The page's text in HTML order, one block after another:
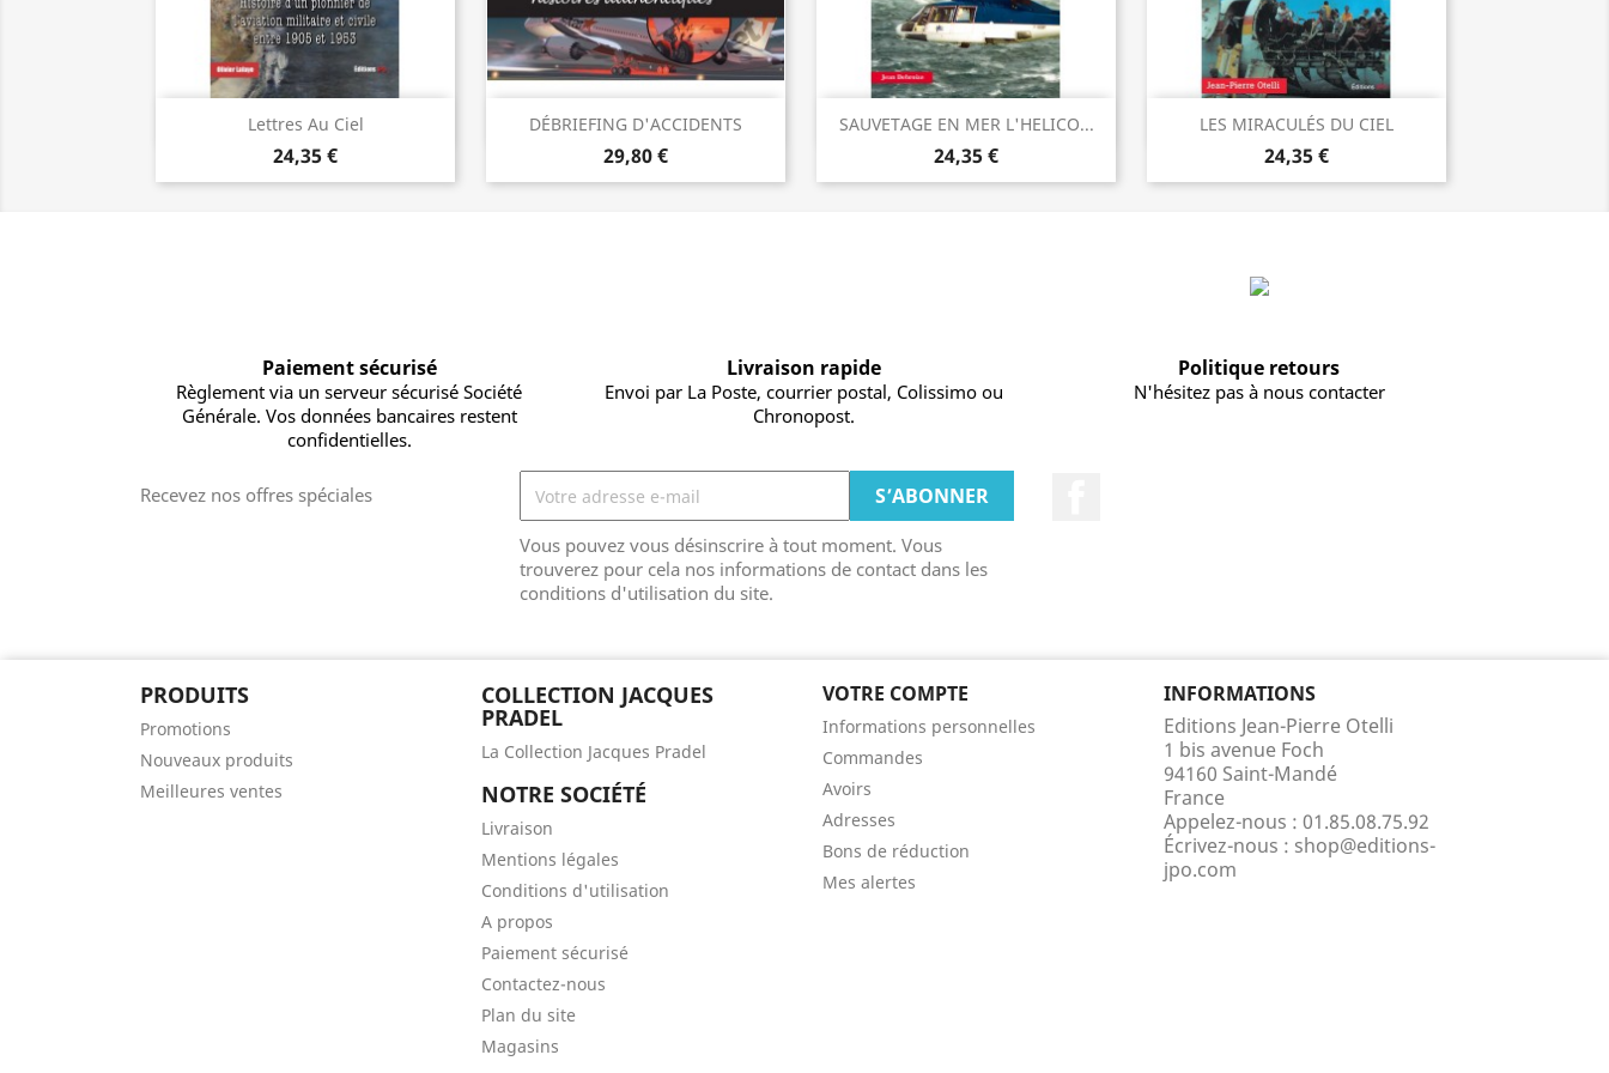
Lettres Au Ciel
24,35 €
Aperçu rapide DÉBRIEFING D'ACCIDENTS
29,80 €
Aperçu rapide SAUVETAGE EN MER L'HELICO...
24,35 €
Aperçu rapide LES MIRACULÉS DU CIEL
24,35 €
Aperçu rapide
Paiement sécurisé
Règlement via un serveur sécurisé Société
Générale. Vos données bancaires restent
confidentielles.
Livraison rapide
Envoi par La Poste, courrier postal, Colissimo ou
Chronopost.
Politique retours
N'hésitez pas à nous contacter
Recevez nos offres spéciales
Vous pouvez vous désinscrire à tout moment. Vous
trouverez pour cela nos informations de contact dans les
conditions d'utilisation du site.
PRODUITS
Promotions
Nouveaux produits
Meilleures ventes
COLLECTION JACQUES
PRADEL
La Collection Jacques Pradel
NOTRE SOCIÉTÉ
Livraison
Mentions légales
Conditions d'utilisation
A propos
Paiement sécurisé
Contactez-nous
Plan du site
Magasins
VOTRE COMPTE
Informations personnelles
Commandes
Avoirs
Adresses
Bons de réduction
Mes alertes
INFORMATIONS
Editions Jean-Pierre Otelli
1 bis avenue Foch
94160 Saint-Mandé
France
Appelez-nous : 01.85.08.75.92
Écrivez-nous : shop@editions-
jpo.com